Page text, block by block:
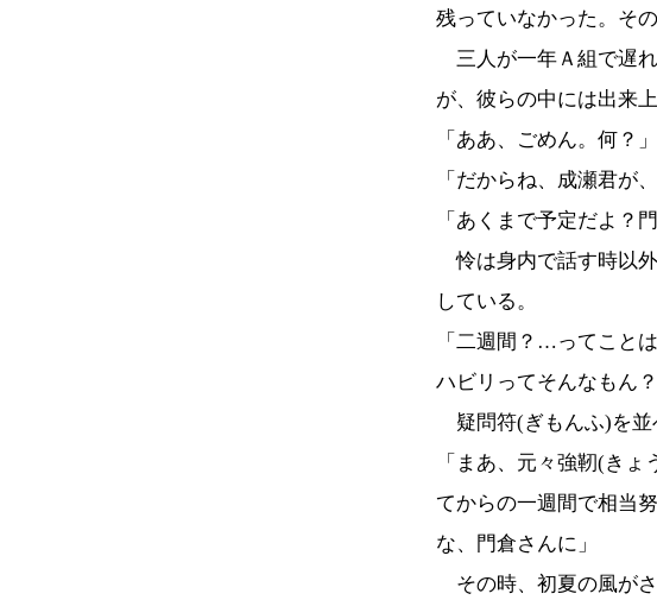
残っていなかった。そ
三人が一年Ａ組で遅
が、彼らの中には出来
「ああ、ごめん。何？」
「だからね、成瀬君が
「あくまで予定だよ？
怜は身内で話す時以
している。
「二週間？…ってこと
ハビリってそんなもん？
疑問符(ぎもんふ)を並
「まあ、元々強靭(き
てからの一週間で相当
な、門倉さんに」
その時、初夏の風が